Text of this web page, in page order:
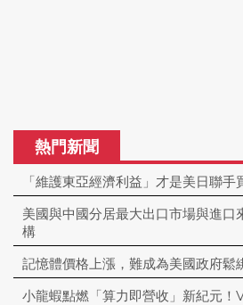
熱門新聞
「維護東亞經濟利益」才是美日聯
美國與中國分居最大出口市場與進口
構
記憶體價格上漲，難成為美國政府鬆
小龍蝦點燃「算力即營收」新紀元